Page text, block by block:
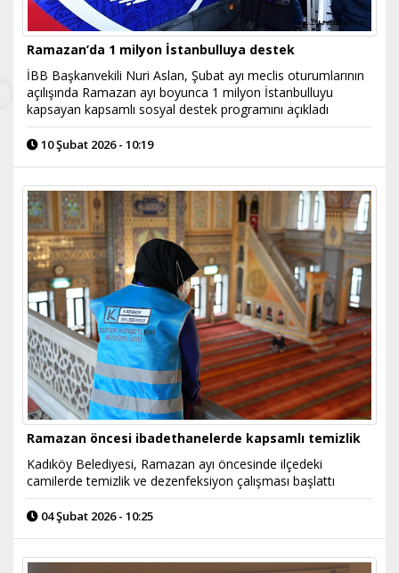
Ramazan’da 1 milyon İstanbulluya destek
İBB Başkanvekili Nuri Aslan, Şubat ayı meclis oturumlarının
açılışında Ramazan ayı boyunca 1 milyon İstanbulluyu
kapsayan kapsamlı sosyal destek programını açıkladı
10 Şubat 2026 - 10:19
Ramazan öncesi ibadethanelerde kapsamlı temizlik
Kadıköy Belediyesi, Ramazan ayı öncesinde ilçedeki
camilerde temizlik ve dezenfeksiyon çalışması başlattı
04 Şubat 2026 - 10:25